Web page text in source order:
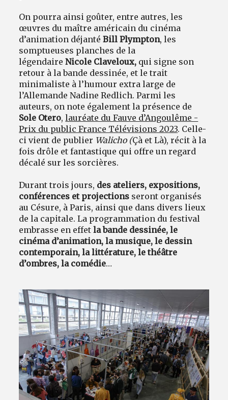
On pourra ainsi goûter, entre autres, les
œuvres du maître américain du cinéma
d’animation déjantéBill Plympton, les
somptueuses planches de la
légendaireNicole Claveloux, qui signe son
retour à la bande dessinée, et le trait
minimaliste à l’humour extra large de
l’Allemande Nadine Redlich. Parmi les
auteurs, on note également la présence de
Sole Otero,lauréate du Fauve d’Angoulême -
Prix du public France Télévisions 2023. Celle-
ci vient de publier Walicho (Çà et Là), récit à la
fois drôle et fantastique qui offre un regard
décalé sur les sorcières.
Durant trois jours, des ateliers, expositions,
conférences et projections seront organisés
au Césure, à Paris, ainsi que dans divers lieux
de la capitale. La programmation du festival
embrasse en effetla bande dessinée, le
cinéma d’animation, la musique, le dessin
contemporain, la littérature, le théâtre
d’ombres, la comédie…